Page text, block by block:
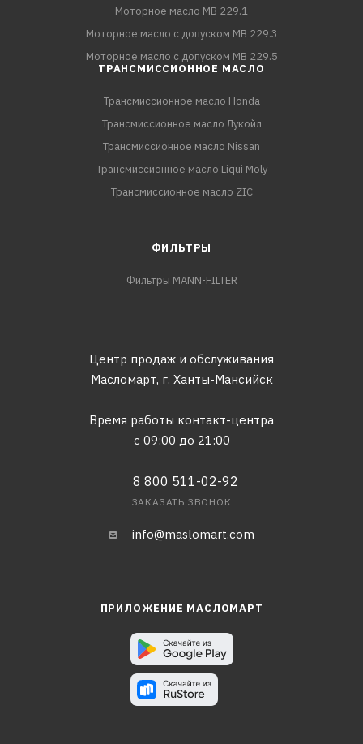
Моторное масло MB 229.1
Моторное масло с допуском MB 229.3
Моторное масло с допуском MB 229.5
ТРАНСМИССИОННОЕ МАСЛО
Трансмиссионное масло Honda
Трансмиссионное масло Лукойл
Трансмиссионное масло Nissan
Трансмиссионное масло Liqui Moly
Трансмиссионное масло ZIC
ФИЛЬТРЫ
Фильтры MANN-FILTER
Центр продаж и обслуживания
Масломарт, г. Ханты-Мансийск
Время работы контакт-центра
с 09:00 до 21:00
8 800 511-02-92
ЗАКАЗАТЬ ЗВОНОК
info@maslomart.com
ПРИЛОЖЕНИЕ МАСЛОМАРТ